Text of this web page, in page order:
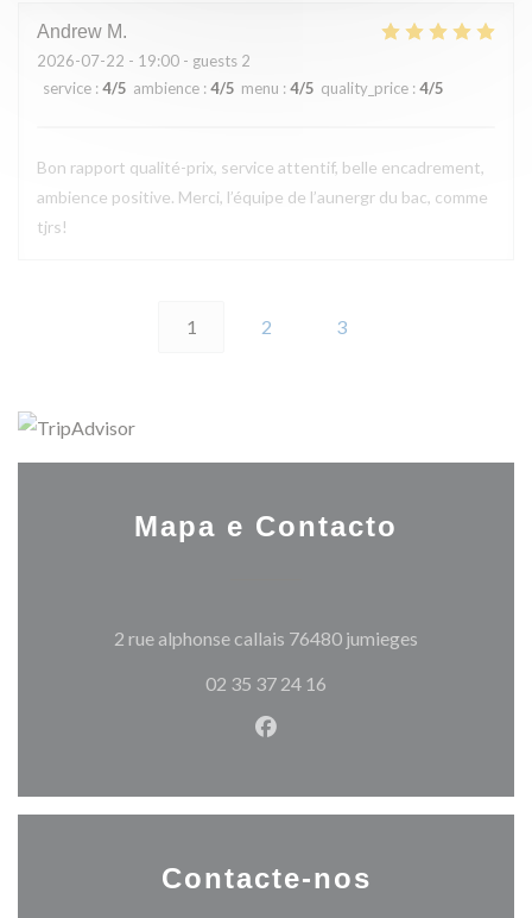
Andrew M
2026-07-22 - 19:00 - guests 2
service : 4/5 ambience :4/5 menu : 4/5 quality_price :4/5
Bon rapport qualité-prix, service attentif, belle encadrement,
ambience positive. Merci, l’équipe de l’aunergr du bac, comme
tjrs!
1 2 3
Mapa e Contacto
2 rue alphonse callais 76480 jumieges
02 35 37 24 16
Facebook ((abre numa nova
Contacte-nos